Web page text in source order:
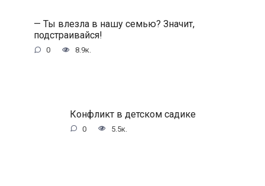
— Ты влезла в нашу семью? Значит,
подстраивайся!
0 8.9к.
Конфликт в детском садике
0 5.5к.